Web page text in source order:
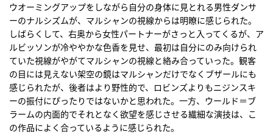
ウオーミングアップをしながら自分の身体に見とれる男性ダンサ
ーのナルシズムが、マルシャンの視線からは明瞭に感じられた。
しばらくして、右奥から女性パートナーがさっと入ってくるが、ア
ルビッソンが冷ややかな色香を見せ、最初は自分にのみ向けられ
ていた視線がやがてマルシャンの視線と絡み合っていった。観客
の目には見えない架空の鏡はマルシャンだけでなくブザールにも
感じられたが、後者はより野性的で、ロビンズよりもニジンスキ
ーの振付にぴったりではないかと思われた。一方、ウールド＝ブ
ラームの内面的でそれとなく欲望を感じさせる繊細な演技は、こ
の作品によく合っているように感じられた。